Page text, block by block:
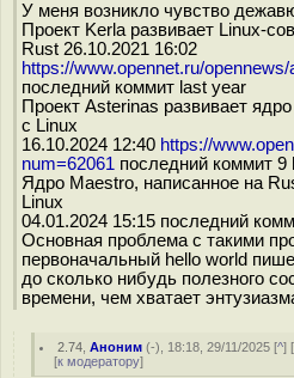
У меня возникло чувство
Проект Kerla развивает Linux-
Rust 26.10.2021 16:02
https://www.opennet.ru/
последний коммит last year
Проект Asterinas развивает
с Linux
16.10.2024 12:40 https://
num=62061 последний коммит 9
Ядро Maestro, написанное на
Linux
04.01.2024 15:15 последний
Основная проблема с такими
первоначальный hello world
до сколько нибудь полезного
времени, чем хватает
2.74 ,Аноним (-), 18:18, 29/11/2025 [^] [
[к модератору]